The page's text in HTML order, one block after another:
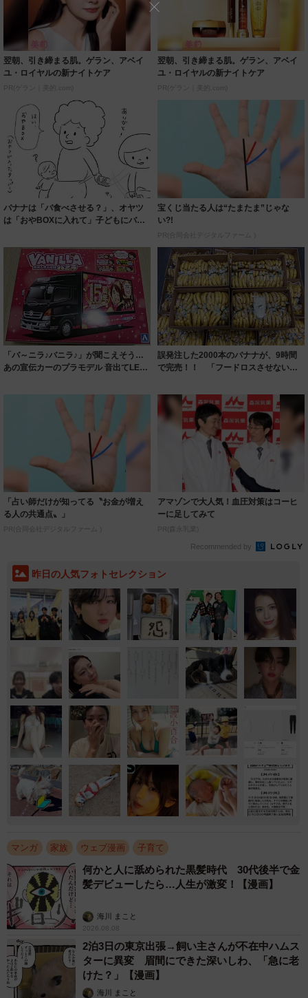
翌朝、引き締まる肌。ゲラン、アベイ
ユ・ロイヤルの新ナイトケア
PR(ゲラン｜美的.com)
翌朝、引き締まる肌。ゲラン、アベイ
ユ・ロイヤルの新ナイトケア
PR(ゲラン｜美的.com)
バナナは「バ食べさせる？」、オヤツ
は「おやBOXに入れて」子どもにバレ
宝くじ当たる人は“たまたま”じゃな
い?!
PR(合同会社デジタルファーム )
「バ～ニラ♪バニラ♪」が聞こえそう…
あの宣伝カーのプラモデル 音出てLED
誤発注した2000本のバナナが、9時間
で完売！！ 「フードロスさせないた
「占い師だけが知ってる〝お金が増え
る人の共通点〟」
PR(合同会社デジタルファーム )
アマゾンで大人気！血圧対策はコーヒ
ーに足してみて
PR(森永乳業)
Recommended by
昨日の人気フォトセレクション
マンガ 家族 ウェブ漫画 子育て
何かと人に舐められた黒髪時代 30代後半で金
髪デビューしたら…人生が激変！【漫画】
海川 まこと
2026.08.08
2泊3日の東京出張→飼い主さんが不在中ハムス
ターに異変 眉間にできた深いしわ、「急に老
けた？」【漫画】
海川 まこと